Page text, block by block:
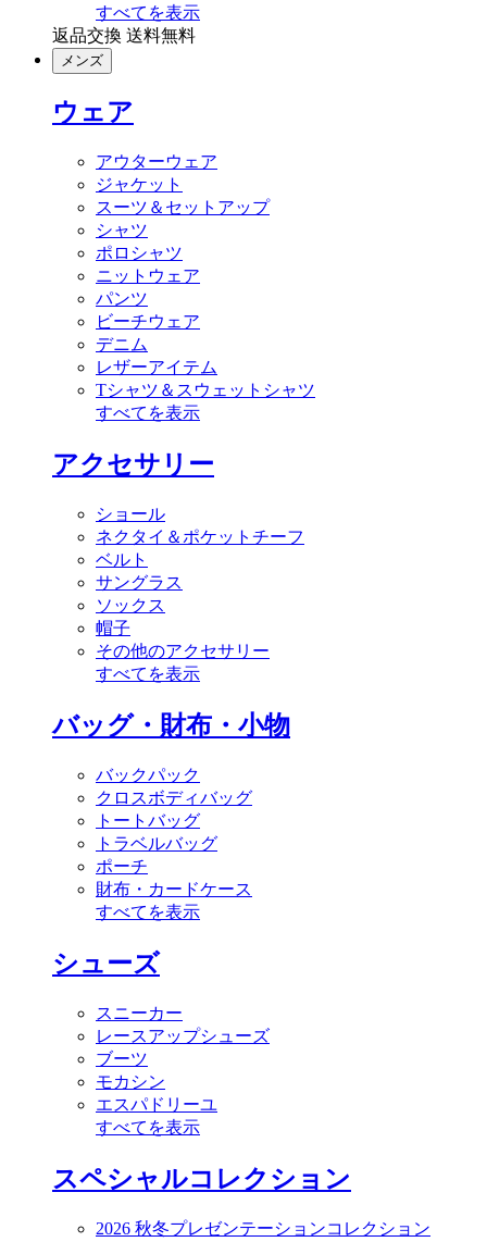
すべてを表示
返品交換 送料無料
メンズ
ウェア
アウターウェア
ジャケット
スーツ＆セットアップ
シャツ
ポロシャツ
ニットウェア
パンツ
ビーチウェア
デニム
レザーアイテム
Tシャツ＆スウェットシャツ
すべてを表示
アクセサリー
ショール
ネクタイ＆ポケットチーフ
ベルト
サングラス
ソックス
帽子
その他のアクセサリー
すべてを表示
バッグ・財布・小物
バックパック
クロスボディバッグ
トートバッグ
トラベルバッグ
ポーチ
財布・カードケース
すべてを表示
シューズ
スニーカー
レースアップシューズ
ブーツ
モカシン
エスパドリーユ
すべてを表示
スペシャルコレクション
2026 秋冬プレゼンテーションコレクション